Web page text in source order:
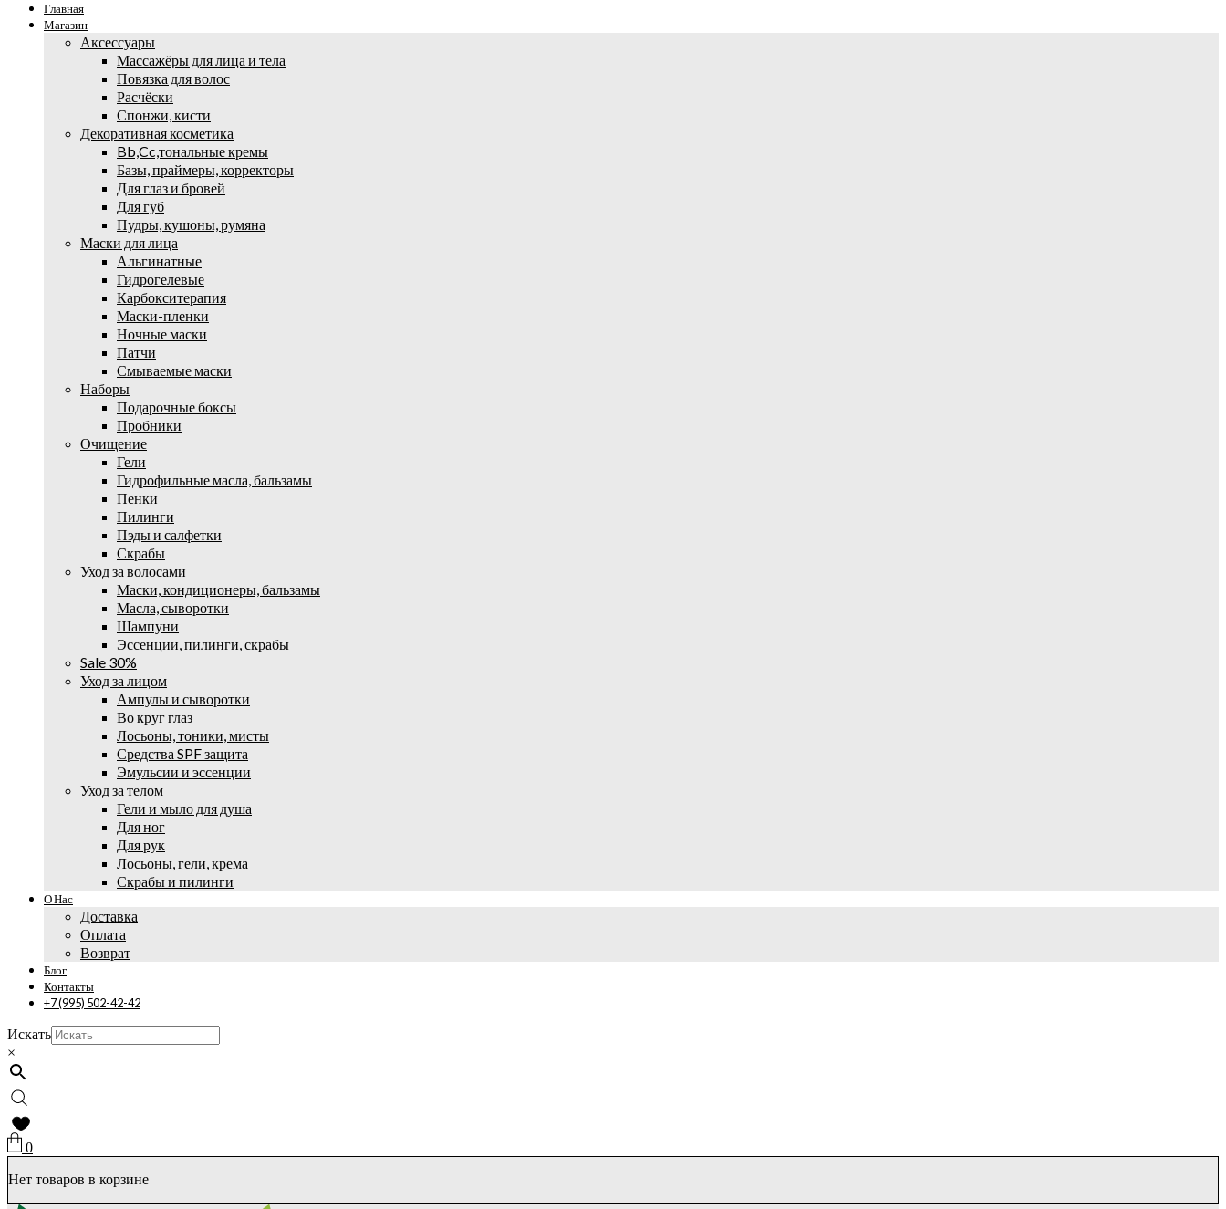
Главная
Магазин
Аксессуары
Массажёры для лица и тела
Повязка для волос
Расчёски
Спонжи, кисти
Декоративная косметика
Bb,Cc,тональные кремы
Базы, праймеры, корректоры
Для глаз и бровей
Для губ
Пудры, кушоны, румяна
Маски для лица
Альгинатные
Гидрогелевые
Карбокситерапия
Маски-пленки
Ночные маски
Патчи
Смываемые маски
Наборы
Подарочные боксы
Пробники
Очищение
Гели
Гидрофильные масла, бальзамы
Пенки
Пилинги
Пэды и салфетки
Скрабы
Уход за волосами
Маски, кондиционеры, бальзамы
Масла, сыворотки
Шампуни
Эссенции, пилинги, скрабы
Sale 30%
Уход за лицом
Ампулы и сыворотки
Во круг глаз
Лосьоны, тоники, мисты
Средства SPF защита
Эмульсии и эссенции
Уход за телом
Гели и мыло для душа
Для ног
Для рук
Лосьоны, гели, крема
Скрабы и пилинги
О Нас
Доставка
Оплата
Возврат
Блог
Контакты
+7 (995) 502-42-42
Искать
×
0
Нет товаров в корзине